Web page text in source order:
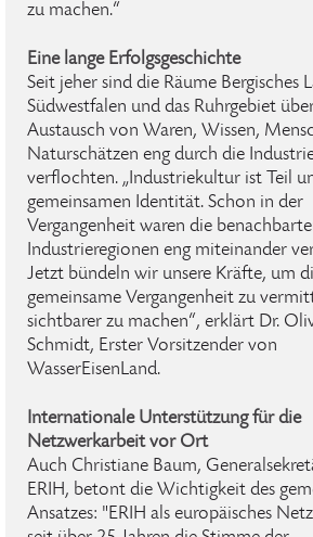
zu machen.“
Eine lange Erfolgsgeschichte
Seit jeher sind die Räume Bergisches
Südwestfalen und das Ruhrgebiet
Austausch von Waren, Wissen,
Naturschätzen eng durch die
verflochten. „Industriekultur ist Teil
gemeinsamen Identität. Schon in der
Vergangenheit waren die
Industrieregionen eng miteinander
Jetzt bündeln wir unsere Kräfte, um
gemeinsame Vergangenheit zu
sichtbarer zu machen“, erklärt Dr.
Schmidt, Erster Vorsitzender von
WasserEisenLand.
Internationale Unterstützung für die
Netzwerkarbeit vor Ort
Auch Christiane Baum,
ERIH, betont die Wichtigkeit des
Ansatzes: "ERIH als europäisches